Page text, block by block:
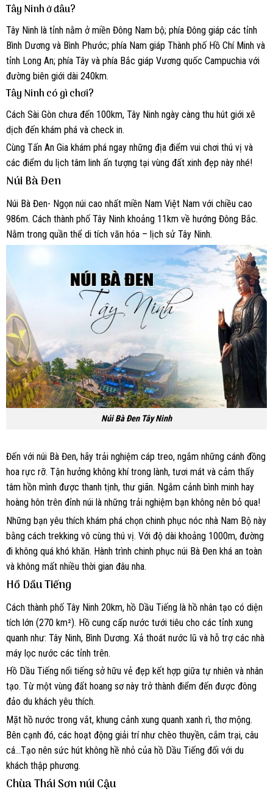
Tây Ninh ở đâu?
Tây Ninh là tỉnh nằm ở miền Đông Nam bộ; phía Đông giáp các tỉnh
Bình Dương và Bình Phước; phía Nam giáp Thành phố Hồ Chí Minh và
tỉnh Long An; phía Tây và phía Bắc giáp Vương quốc Campuchia với
đường biên giới dài 240km.
Tây Ninh có gì chơi?
Cách Sài Gòn chưa đến 100km, Tây Ninh ngày càng thu hút giới xê
dịch đến khám phá và check in.
Cùng Tấn An Gia khám phá ngay những địa điểm vui chơi thú vị và
các điểm du lịch tâm linh ấn tượng tại vùng đất xinh đẹp này nhé!
Núi Bà Đen
Núi Bà Đen- Ngọn núi cao nhất miền Nam Việt Nam với chiều cao
986m. Cách thành phố Tây Ninh khoảng 11km về hướng Đông Bắc.
Nằm trong quần thể di tích văn hóa – lịch sử Tây Ninh.
Núi Bà Đen Tây Ninh
Đến với núi Bà Đen, hãy trải nghiệm cáp treo, ngắm những cánh đồng
hoa rực rỡ. Tận hưởng không khí trong lành, tươi mát và cảm thấy
tâm hồn mình được thanh tịnh, thư giãn. Ngắm cảnh bình minh hay
hoàng hôn trên đỉnh núi là những trải nghiệm bạn không nên bỏ qua!
Những bạn yêu thích khám phá chọn chinh phục nóc nhà Nam Bộ này
bằng cách trekking vô cùng thú vị. Với độ dài khoảng 1000m, đường
đi không quá khó khăn. Hành trình chinh phục núi Bà Đen khá an toàn
và không mất nhiều thời gian đâu nha.
Hồ Dầu Tiếng
Cách thành phố Tây Ninh 20km, hồ Dầu Tiếng là hồ nhân tạo có diện
tích lớn (270 km²). Hồ cung cấp nước tưới tiêu cho các tỉnh xung
quanh như: Tây Ninh, Bình Dương. Xả thoát nước lũ và hỗ trợ các nhà
máy lọc nước các tỉnh trên.
Hồ Dầu Tiếng nổi tiếng sở hữu vẻ đẹp kết hợp giữa tự nhiên và nhân
tạo. Từ một vùng đất hoang sơ này trở thành điểm đến được đông
đảo du khách yêu thích.
Mặt hồ nước trong vắt, khung cảnh xung quanh xanh rì, thơ mộng.
Bên cạnh đó, các hoạt động giải trí như chèo thuyền, cắm trại, câu
cá…Tạo nên sức hút không hề nhỏ của hồ Dầu Tiếng đối với du
khách thập phương.
Chùa Thái Sơn núi Cậu